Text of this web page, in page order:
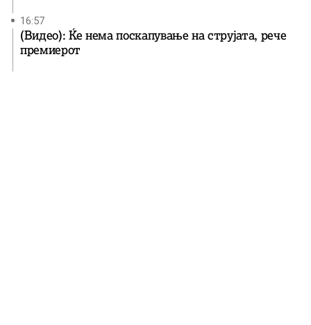
16:57
(Видео): Ќе нема поскапување на струјата, рече
премиерот